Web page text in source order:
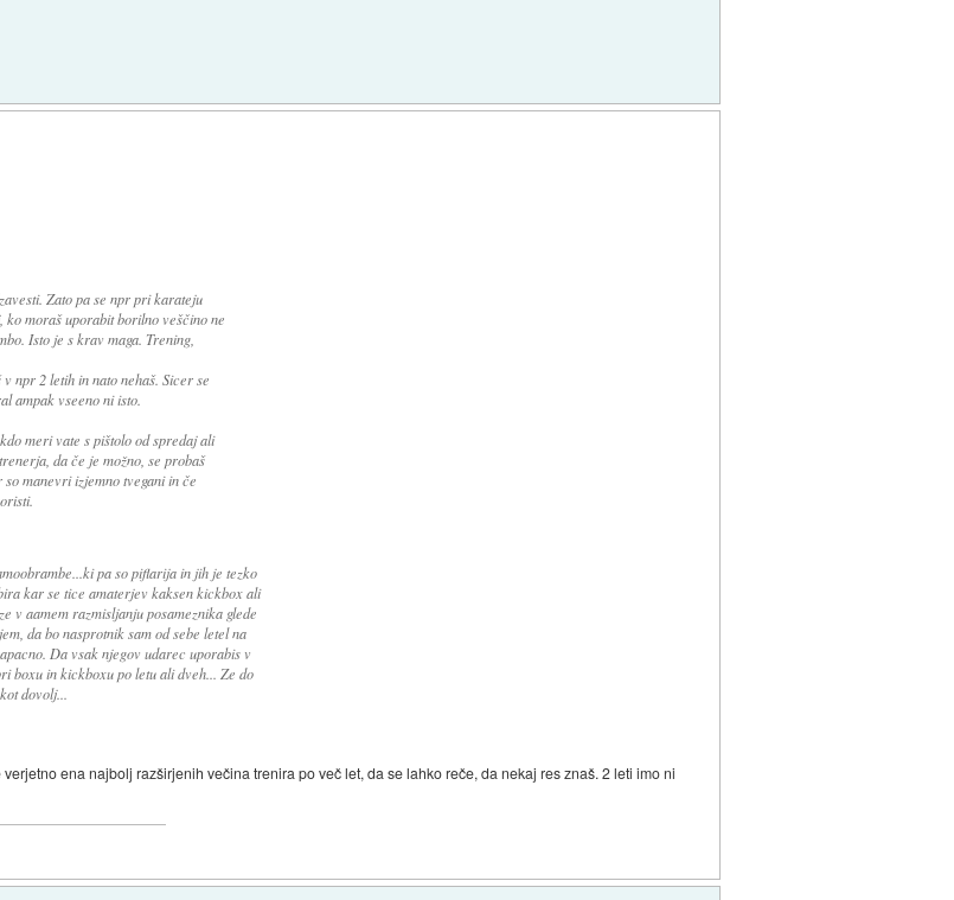
Zato pa se npr pri karateju
moraš uporabit borilno veščino ne
Isto je s krav maga. Trening,
npr 2 letih in nato nehaš. Sicer se
ampak vseeno ni isto.
meri vate s pištolo od spredaj ali
da če je možno, se probaš
manevri izjemno tvegani in če
pa so piflarija in jih je tezko
kar se tice amaterjev kaksen kickbox ali
v aamem razmisljanju posameznika glede
da bo nasprotnik sam od sebe letel na
Da vsak njegov udarec uporabis v
boxu in kickboxu po letu ali dveh... Ze do
dovolj...
ena najbolj razširjenih večina trenira po več let, da se lahko reče, da nekaj res znaš. 2 leti imo ni